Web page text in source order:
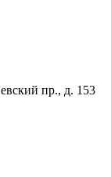
пр., д. 153